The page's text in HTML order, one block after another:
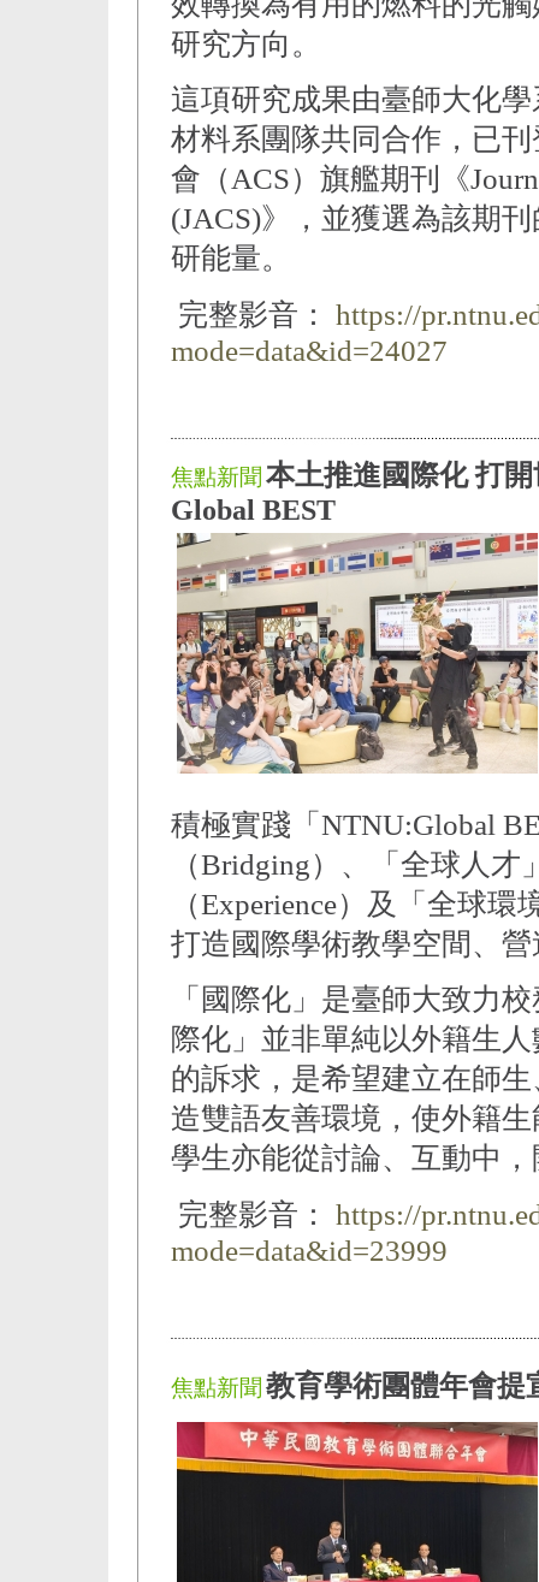
研究方向。
這項研究成果由臺師大化
材料系團隊共同合作，已
會（ACS）旗艦期刊《
(JACS)》，並獲選為該期
研能量。
完整影音：
https://
mode=data&id=24027
焦點新聞本土推進國際化 打
Global BEST
積極實踐「NTNU:Global
（Bridging）、「全球人才
（Experience）及「全球
打造國際學術教學空間、
「國際化」是臺師大致力
際化」並非單純以外籍生
的訴求，是希望建立在師
造雙語友善環境，使外籍
學生亦能從討論、互動中
完整影音：
https://
mode=data&id=23999
焦點新聞教育學術團體年會提